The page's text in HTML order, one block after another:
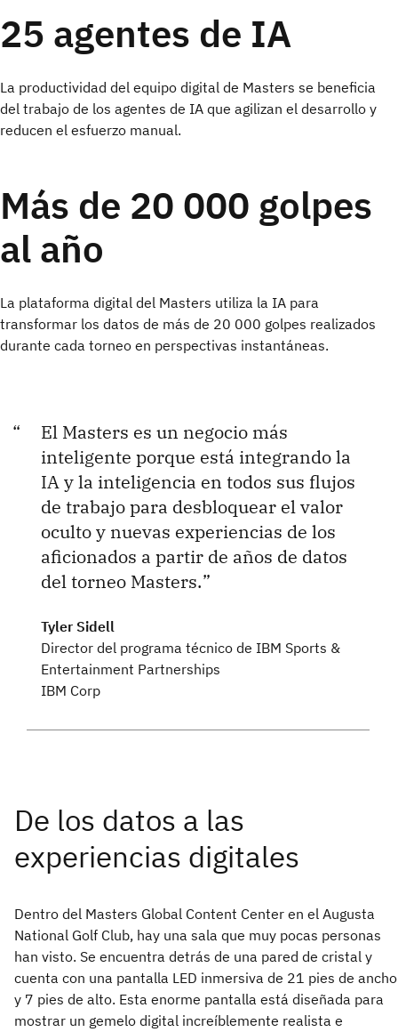
25 agentes de IA
La productividad del equipo digital de Masters se beneficia
del trabajo de los agentes de IA que agilizan el desarrollo y
reducen el esfuerzo manual.
Más de 20 000 golpes
al año
La plataforma digital del Masters utiliza la IA para
transformar los datos de más de 20 000 golpes realizados
durante cada torneo en perspectivas instantáneas.
El Masters es un negocio más
inteligente porque está integrando la
IA y la inteligencia en todos sus flujos
de trabajo para desbloquear el valor
oculto y nuevas experiencias de los
aficionados a partir de años de datos
del torneo Masters.
Tyler Sidell
Director del programa técnico de IBM Sports &
Entertainment Partnerships
IBM Corp
Dentro del Masters Global Content Center en el Augusta
National Golf Club, hay una sala que muy pocas personas
han visto. Se encuentra detrás de una pared de cristal y
cuenta con una pantalla LED inmersiva de 21 pies de ancho
y 7 pies de alto. Esta enorme pantalla está diseñada para
mostrar un gemelo digital increíblemente realista e